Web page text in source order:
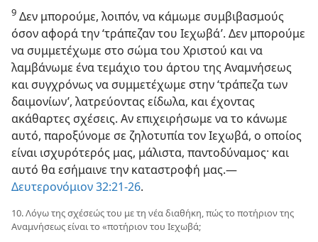
9 Δεν μπορούμε, λοιπόν, να κάμωμε συμβιβασμούς
όσον αφορά την ‘τράπεζαν του Ιεχωβά’. Δεν μπορούμε
να συμμετέχωμε στο σώμα του Χριστού και να
λαμβάνωμε ένα τεμάχιο του άρτου της Αναμνήσεως
και συγχρόνως να συμμετέχωμε στην ‘τράπεζα των
δαιμονίων’, λατρεύοντας είδωλα, και έχοντας
ακάθαρτες σχέσεις. Αν επιχειρήσωμε να το κάνωμε
αυτό, παροξύνομε σε ζηλοτυπία τον Ιεχωβά, ο οποίος
είναι ισχυρότερός μας, μάλιστα, παντοδύναμος· και
αυτό θα εσήμαινε την καταστροφή μας.—
Δευτερονόμιον 32:21-26.
10. Λόγω της σχέσεώς του με τη νέα διαθήκη, πώς το ποτήριον της
Αναμνήσεως είναι το «ποτήριον του Ιεχωβά;